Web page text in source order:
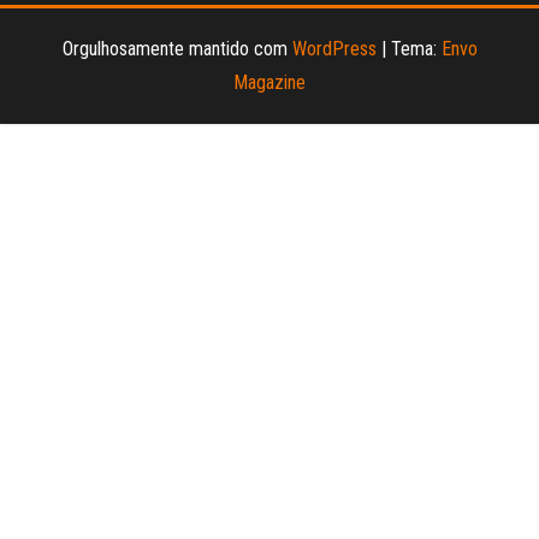
Orgulhosamente mantido com WordPress Tema: Envo
Magazine